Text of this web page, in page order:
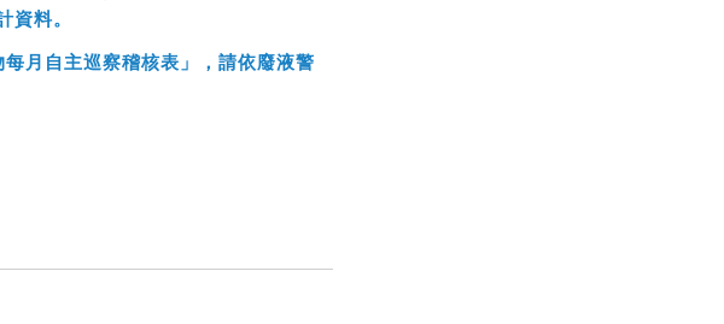
料。
月自主巡察稽核表」，請依廢液警